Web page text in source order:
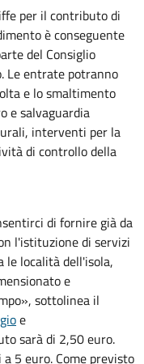
per il contributo di
è conseguente
del Consiglio
Le entrate potranno
e lo smaltimento
e salvaguardia
interventi per la
di controllo della
di fornire già da
l'istituzione di servizi
località dell'isola,
e
sottolinea il
e
sarà di 2,50 euro.
a 5 euro. Come previsto